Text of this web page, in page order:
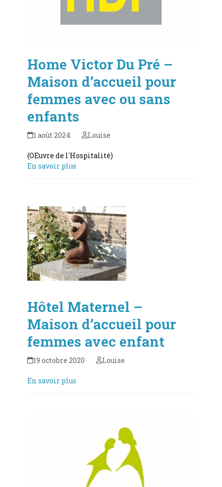
Home Victor Du Pré –
Maison d’accueil pour
femmes avec ou sans
enfants
1 août 2024 Louise
(OEuvre de l'Hospitalité)
En savoir plus
Hôtel Maternel –
Maison d’accueil pour
femmes avec enfant
19 octobre 2020 Louise
En savoir plus